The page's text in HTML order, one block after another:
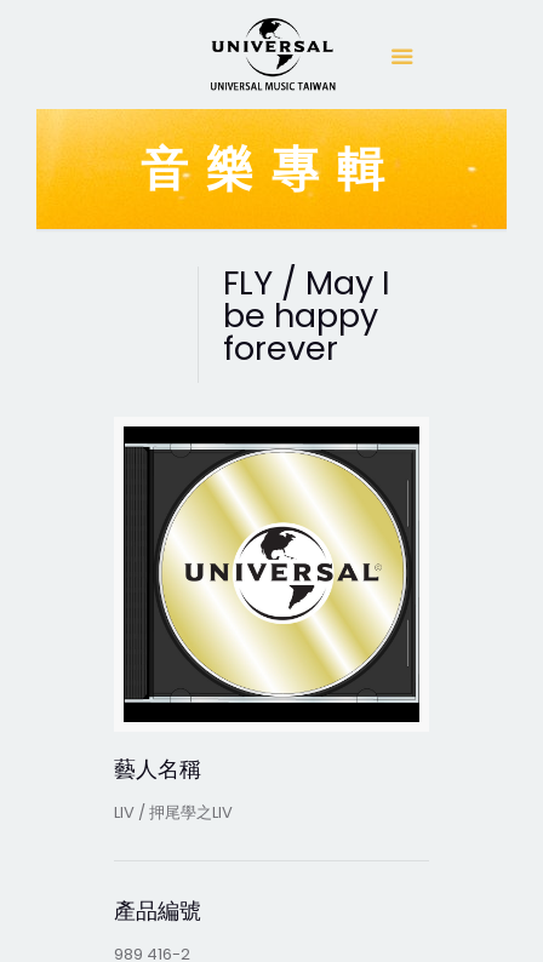
音樂專輯
FLY / May I
be happy
forever
藝人名稱
LIV / 押尾學之LIV
產品編號
989 416-2